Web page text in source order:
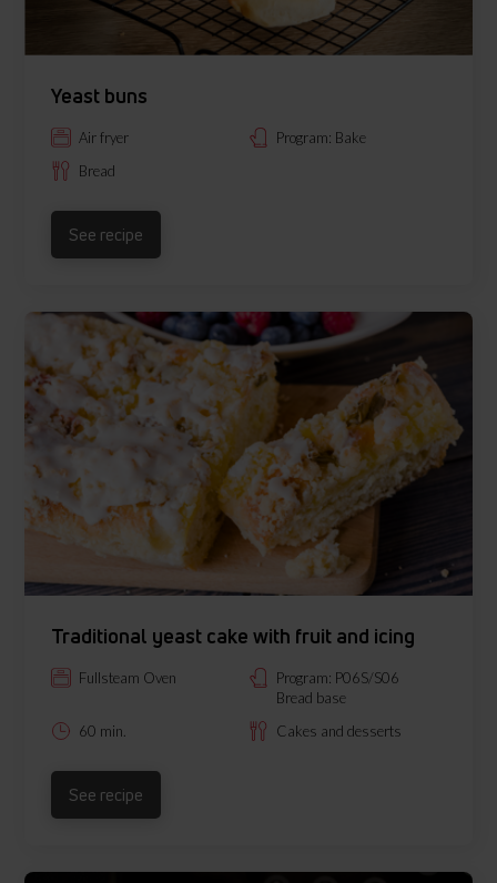
Yeast buns
Air fryer
Program: Bake
Bread
See recipe
Traditional yeast cake with fruit and icing
Fullsteam Oven
Program: P06S/S06
Bread base
60 min.
Cakes and desserts
See recipe